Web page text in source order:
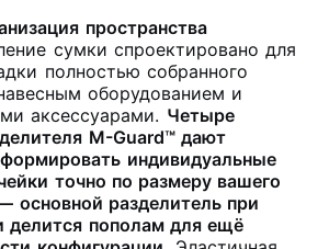
пространства
сумки спроектировано для
полностью собранного
оборудованием и
аксессуарами. Четыре
M-Guard™ дают
индивидуальные
точно по размеру вашего
основной разделитель при
делится пополам для ещё